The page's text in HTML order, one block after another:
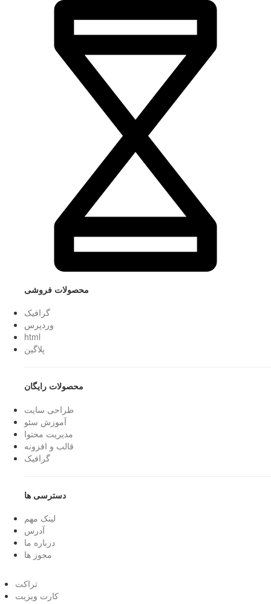
محصولات فروشی
گرافیک
وردپرس
html
پلاگین
محصولات رایگان
طراحی سایت
آموزش سئو
مدیریت محتوا
قالب و افزونه
گرافیک
دسترسی ها
لینک مهم
آدرس
درباره ما
مجوز ها
تراکت
کارت ویزیت